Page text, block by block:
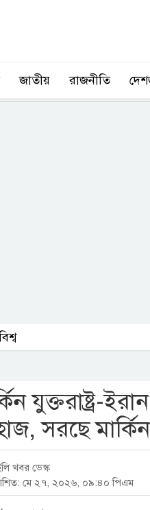
জাতীয় রাজনীতি
যুক্তরাষ্ট্র-
সরছে
খবর ডেস্ক
মে ২৭, ২০২৬, ০৯:৪০ পিএম